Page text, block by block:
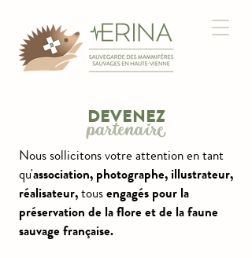
DEVENEZ
partenaire
Nous sollicitons votre attention en tant
qu'association, photographe, illustrateur,
réalisateur,tousengagés pour la
préservation de la flore et de la faune
sauvage française.